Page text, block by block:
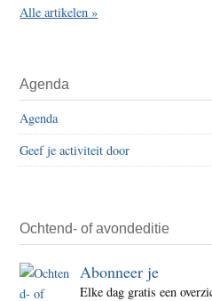
Alle artikelen »
Agenda
Agenda
Geef je activiteit door
Ochtend- of avondeditie
Abonneer je
Elke dag gratis een